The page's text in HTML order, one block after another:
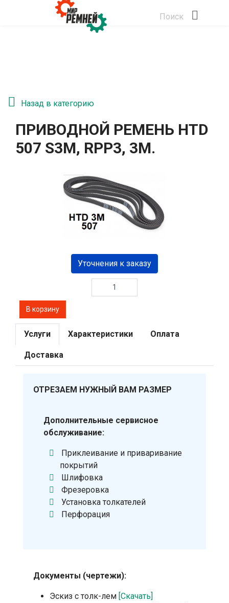
Поиск
Назад в категорию
ПРИВОДНОЙ РЕМЕНЬ HTD
507 S3M, RPP3, 3М.
Уточнения к заказу
Услуги Характеристики Оплата
Доставка
ОТРЕЗАЕМ НУЖНЫЙ ВАМ РАЗМЕР
Дополнительные сервисное
обслуживание:
Приклеивание и приваривание
покрытий
Шлифовка
Фрезеровка
Установка толкателей
Перфорация
Документы (чертежи):
Эскиз с толк-лем [Скачать]